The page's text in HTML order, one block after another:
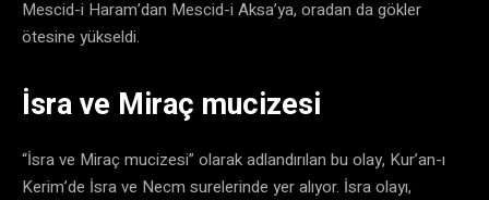
Mescid-i Haram’dan Mescid-i Aksa’ya, oradan da gökler
ötesine yükseldi.
İsra ve Miraç mucizesi
“İsra ve Miraç mucizesi” olarak adlandırılan bu olay, Kur’an-ı
Kerim’de İsra ve Necm surelerinde yer alıyor. İsra olayı,